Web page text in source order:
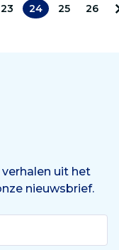
23 24 25
26
uit het
nieuwsbrief.